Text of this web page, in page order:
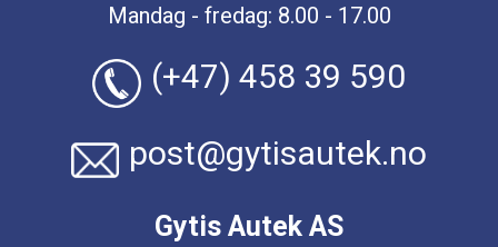
Mandag - fredag: 8.00 - 17.00
(+47) 458 39 590
post@gytisautek.no
Gytis Autek AS